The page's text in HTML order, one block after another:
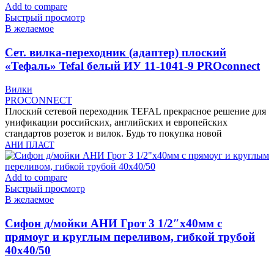
Add to compare
Быстрый просмотр
В желаемое
Cет. вилка-переходник (адаптер) плоский
«Тефаль» Tefal белый ИУ 11-1041-9 PROconnect
Вилки
PROCONNECT
Плоский сетевой переходник TEFAL прекрасное решение для
унификации российских, английских и европейских
стандартов розеток и вилок. Будь то покупка новой
АНИ ПЛАСТ
Add to compare
Быстрый просмотр
В желаемое
Cифон д/мойки АНИ Грот 3 1/2″х40мм с
прямоуг и круглым переливом, гибкой трубой
40х40/50